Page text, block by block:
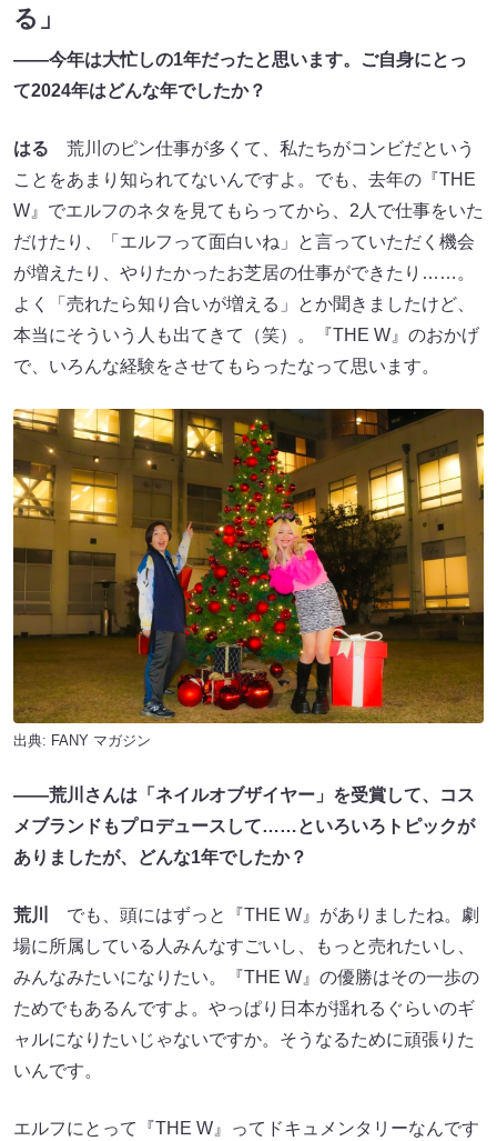
る」
――今年は大忙しの1年だったと思います。ご自身にとっ
て2024年はどんな年でしたか？
はる 荒川のピン仕事が多くて、私たちがコンビだという
ことをあまり知られてないんですよ。でも、去年の『THE
W』でエルフのネタを見てもらってから、2人で仕事をいた
だけたり、「エルフって面白いね」と言っていただく機会
が増えたり、やりたかったお芝居の仕事ができたり……。
よく「売れたら知り合いが増える」とか聞きましたけど、
本当にそういう人も出てきて（笑）。『THE W』のおかげ
で、いろんな経験をさせてもらったなって思います。
出典: FANY マガジン
――荒川さんは「ネイルオブザイヤー」を受賞して、コス
メブランドもプロデュースして……といろいろトピックが
ありましたが、どんな1年でしたか？
荒川
でも、頭にはずっと『THE W』がありましたね。劇
場に所属している人みんなすごいし、もっと売れたいし、
みんなみたいになりたい。『THE W』の優勝はその一歩の
ためでもあるんですよ。やっぱり日本が揺れるぐらいのギ
ャルになりたいじゃないですか。そうなるために頑張りた
いんです。
エルフにとって『THE W』ってドキュメンタリーなんです